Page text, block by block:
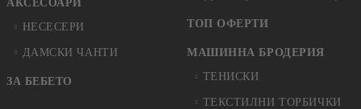
АКСЕСОАРИ
НЕСЕСЕРИ
ДАМСКИ ЧАНТИ
ЗА БЕБЕТО
ТОП ОФЕРТИ
МАШИННА БРОДЕРИЯ
ТЕНИСКИ
ТЕКСТИЛНИ ТОРБИЧКИ